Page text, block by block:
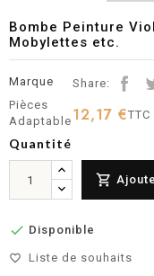
Bombe Peinture
Mobylettes etc.
Marque
Pièces
Adaptable
Share:
12,17 €TTC
Quantité

 Disponible
favorite_border Liste de souhaits